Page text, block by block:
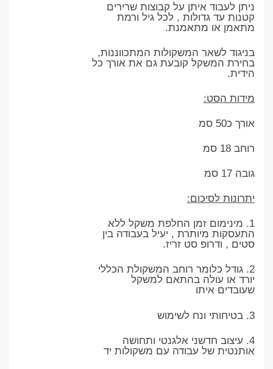
ניתן לעבוד איתן על קבוצות שרירים
קטנות עד גדולות , לכל גיל ורמת
מתאמן או מתאמנת.
בניגוד לשאר המשקולות המתכווננות,
בחירת המשקל קובעת גם את אורך כל
הידית.
מידות הסט:
אורך כ50 סמ
רוחב 18 סמ
גובה 17 סמ
יתרונות לסיכום:
1. מינימום זמן החלפת משקל ללא
התעסקות מיותרת , יעיל בעבודה בין
סטים , ודרופ סט זריז.
2. גודל כלומר רוחב המשקולת הכללי
יורד או עולה בהתאם למשקל
שעובדים איתו
3. בטיחותי ונח לשימוש
4. עיצוב חדשני אלגנטי ותחושה
אותנטית של עבודה עם משקולות יד